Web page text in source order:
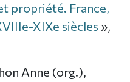
propriété. France,
XIXe siècles »,
Anne (org.),